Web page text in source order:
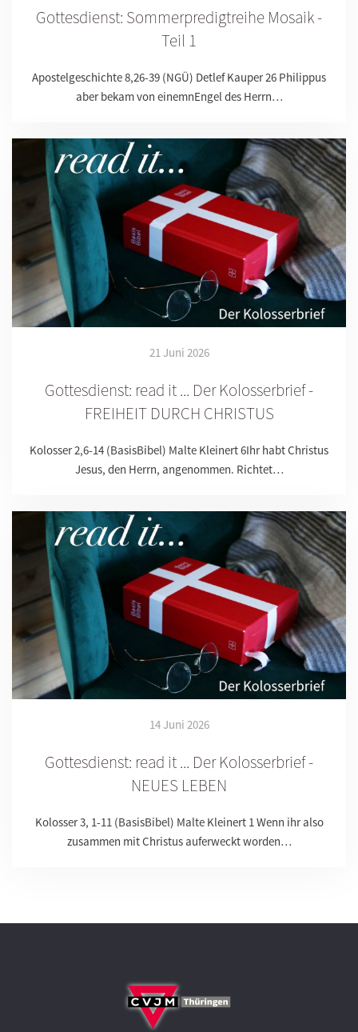
Gottesdienst: Sommerpredigtreihe Mosaik -
Teil 1
Apostelgeschichte 8,26-39 (NGÜ) Detlef Kauper 26 Philippus
aber bekam von einemnEngel des Herrn…
21 Juni 2026
Gottesdienst: read it ... Der Kolosserbrief -
FREIHEIT DURCH CHRISTUS
Kolosser 2,6-14 (BasisBibel) Malte Kleinert 6Ihr habt Christus
Jesus, den Herrn, angenommen. Richtet…
14 Juni 2026
Gottesdienst: read it ... Der Kolosserbrief -
NEUES LEBEN
Kolosser 3, 1-11 (BasisBibel) Malte Kleinert 1 Wenn ihr also
zusammen mit Christus auferweckt worden…